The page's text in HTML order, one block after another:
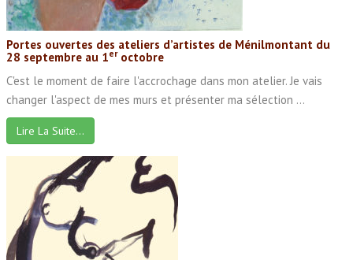
Portes ouvertes des ateliers d’artistes de Ménilmontant du
28 septembre au 1eroctobre
C'est le moment de faire l'accrochage dans mon atelier. Je vais
changer l'aspect de mes murs et présenter ma sélection ...
Lire La Suite…